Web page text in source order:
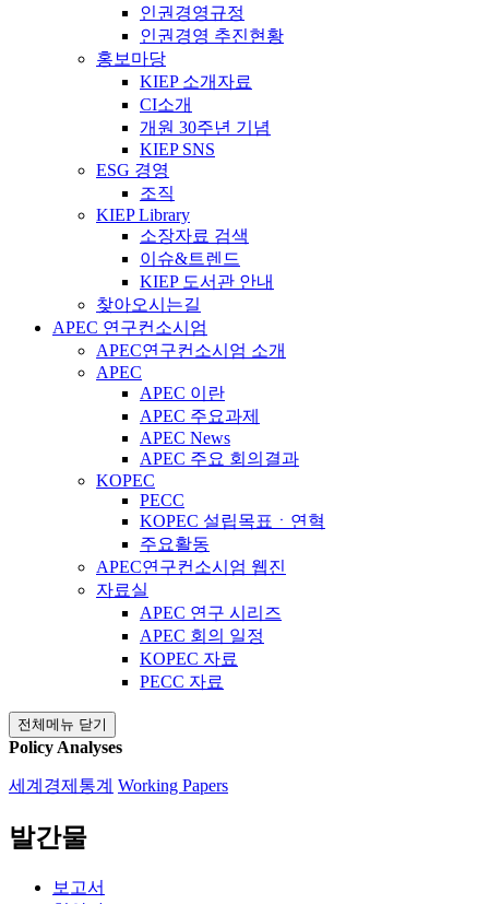
인권경영규정
인권경영 추진현황
홍보마당
KIEP 소개자료
CI소개
개원 30주년 기념
KIEP SNS
ESG 경영
조직
KIEP Library
소장자료 검색
이슈&트렌드
KIEP 도서관 안내
찾아오시는길
APEC 연구컨소시엄
APEC연구컨소시엄 소개
APEC
APEC 이란
APEC 주요과제
APEC News
APEC 주요 회의결과
KOPEC
PECC
KOPEC 설립목표ㆍ연혁
주요활동
APEC연구컨소시엄 웹진
자료실
APEC 연구 시리즈
APEC 회의 일정
KOPEC 자료
PECC 자료
전체메뉴 닫기
Policy Analyses
세계경제통계 Working Papers
발간물
보고서